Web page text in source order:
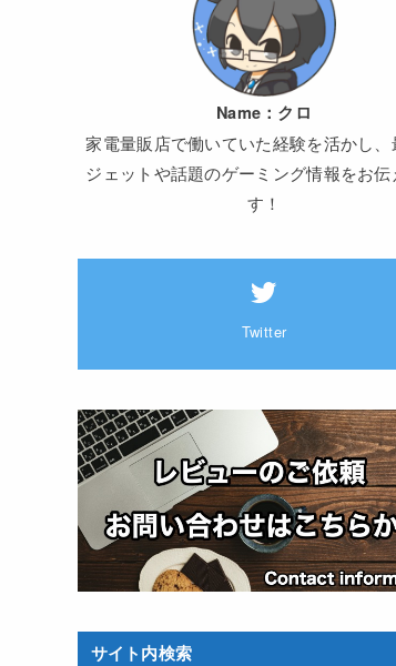
Name： クロ
家電量販店で働いていた経験を活かし、
ジェットや話題のゲーミング情報をお伝
す！
Twitter
サイト内検索